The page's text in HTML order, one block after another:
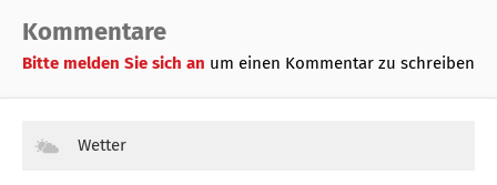
Kommentare
Bitte melden Sie sich an um einen Kommentar zu schreiben
Wetter